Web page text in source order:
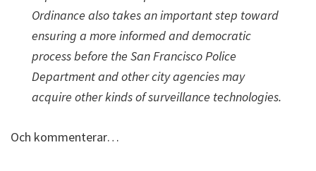
Ordinance also takes an important step toward
ensuring a more informed and democratic
process before the San Francisco Police
Department and other city agencies may
acquire other kinds of surveillance technologies.
Och kommenterar…